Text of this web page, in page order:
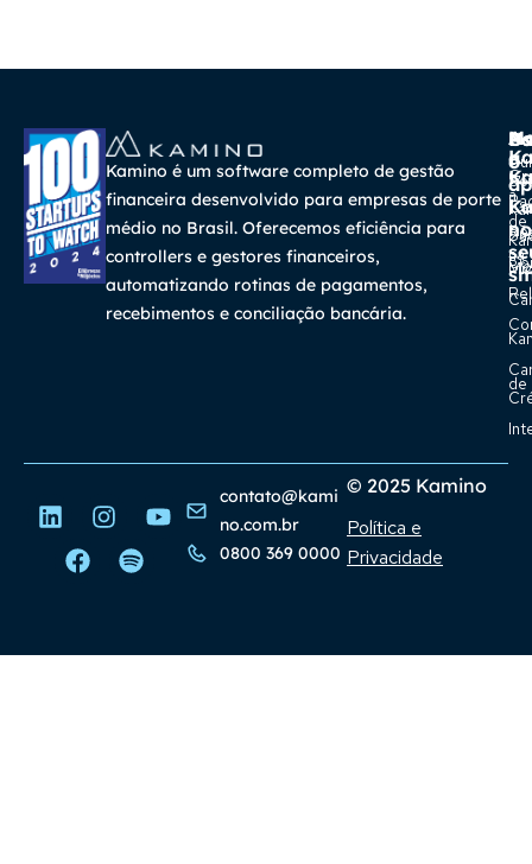
Kamino é um software completo de gestão
financeira desenvolvido para empresas de porte
médio no Brasil. Oferecemos eficiência para
controllers e gestores financeiros,
automatizando rotinas de pagamentos,
recebimentos e conciliação bancária.
A
a
na
a
de
de
o
no
© 2025 Kamino
Política e
Privacidade
contato@kami
no.com.br
0800 369 0000